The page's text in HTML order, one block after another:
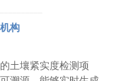
构
土壤紧实度检测项